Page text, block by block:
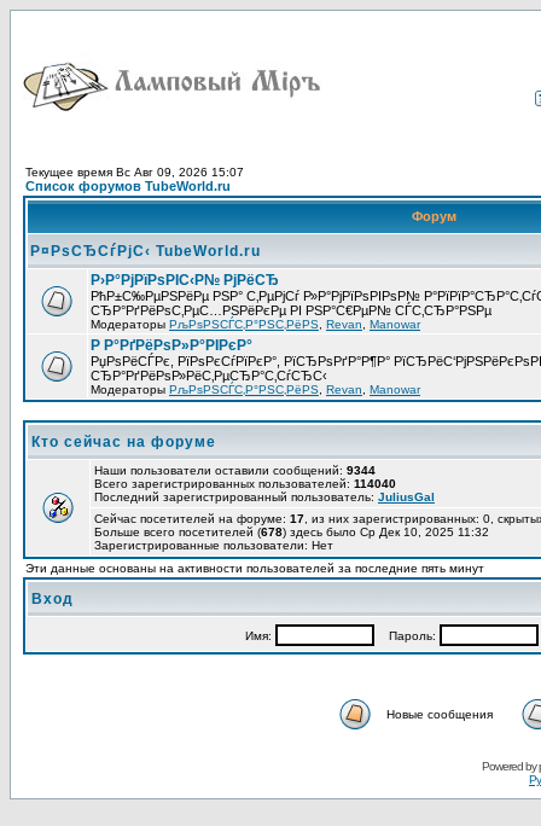
Текущее время Вс Авг 09, 2026 15:07
Список форумов TubeWorld.ru
Форум
Р¤РѕСЂСѓРјС‹ TubeWorld.ru
Р›Р°РјРїРѕРІС‹Р№ РјРёСЂ
РћР±С‰РµРЅРёРµ РЅР° С‚РµРјСѓ Р»Р°РјРїРѕРІРѕР№
СЂР°РґРёРѕС‚РµС…РЅРёРєРµ РІ РЅР°С€РµР№ СЃС‚СЂР°РЅРµ
Модераторы РљРѕРЅСЃС‚Р°РЅС‚РёРЅ Revan Manowar
Р Р°РґРёРѕР»Р°РІРєР°
РџРѕРёСЃРє, РїРѕРєСѓРїРєР°, РїСЂРѕРґР°Р¶Р°
СЂР°РґРёРѕР»РёС‚РµСЂР°С‚СѓСЂС‹
Модераторы РљРѕРЅСЃС‚Р°РЅС‚РёРЅ Revan Manowar
Кто сейчас на форуме
Наши пользователи оставили сообщений: 9344
Всего зарегистрированных пользователей: 114040
Последний зарегистрированный пользователь: JuliusGal
Сейчас посетителей на форуме: 17 , из них зарегистрированных: 0,
Больше всего посетителей (678) здесь было Ср Дек 10, 2025 11:32
Зарегистрированные пользователи: Нет
Эти данные основаны на активности пользователей за последние пять минут
Вход
Имя: Пароль:
Новые сообщения
Powered by